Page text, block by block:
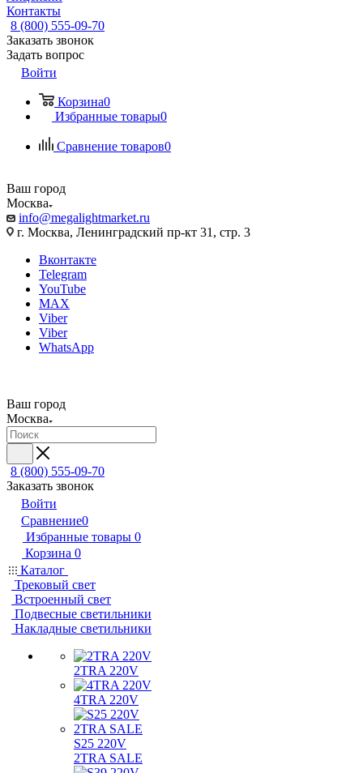
Контакты
8 (800) 555-09-70
Заказать звонок
Задать вопрос
Войти
Корзина0
Избранные товары0
Сравнение товаров0
Ваш город
Москва
info@megalightmarket.ru
г. Москва, Ленинградский пр-кт 31, стр. 3
Вконтакте
Telegram
YouTube
MAX
Viber
Viber
WhatsApp
Ваш город
Москва
8 (800) 555-09-70
Заказать звонок
Войти
Сравнение0
Избранные товары 0
Корзина 0
Каталог
Трековый свет
Встроенный свет
Подвесные светильники
Накладные светильники
2TRA 220V
4TRA 220V
S25 220V
2TRA SALE